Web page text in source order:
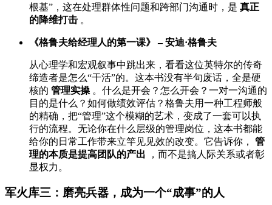
根基”，这在处理群体性问题和跨部门沟通时，是 真正
的降维打击 。
《格鲁夫给经理人的第一课》 – 安迪·格鲁夫
从心理学和宏观叙事中跳出来，看看这位英特尔的传奇
缔造者是怎么“干活”的。这本书没有半句废话，全是硬
核的 管理实操 。什么是开会？怎么开会？一对一沟通的
目的是什么？如何做绩效评估？格鲁夫用一种工程师般
的精确，把“管理”这个模糊的艺术，变成了一套可以执
行的流程。无论你在什么层级的管理岗位，这本书都能
给你的日常工作带来立竿见见效的改变。它告诉你， 管
理的本质是提高团队的产出
，而不是搞人际关系或者彰
显权力。
军火库三：磨亮兵器，成为一个“成事”的人